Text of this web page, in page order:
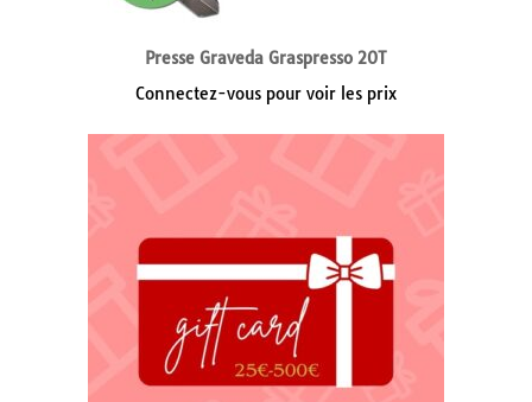
Presse Graveda Graspresso 20T
Connectez-vous pour voir les prix